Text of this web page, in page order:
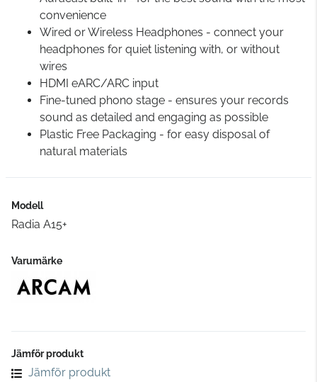
convenience
Wired or Wireless Headphones - connect your
headphones for quiet listening with, or without
wires
HDMI eARC/ARC input
Fine-tuned phono stage - ensures your records
sound as detailed and engaging as possible
Plastic Free Packaging - for easy disposal of
natural materials
Modell
Radia A15+
Varumärke
Jämför produkt
Jämför produkt